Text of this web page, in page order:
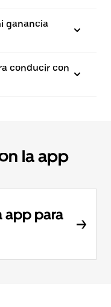
ganancia
conducir con
la app
app para